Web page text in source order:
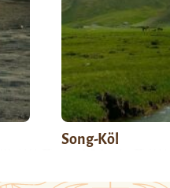
Song-Köl